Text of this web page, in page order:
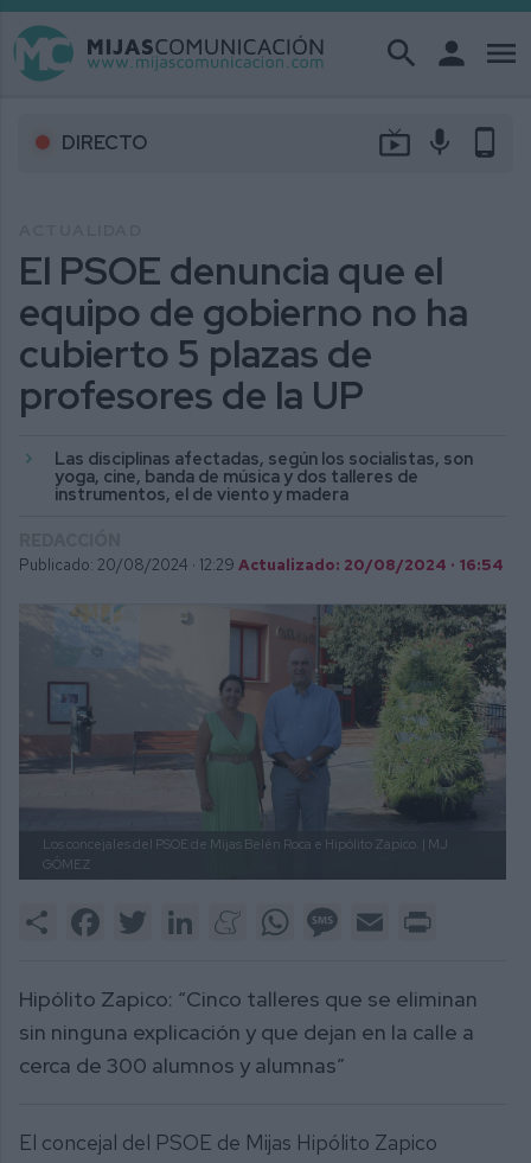
search person menu
DIRECTO live_tv mic phone_android
El PSOE denuncia que el
equipo de gobierno no ha
cubierto 5 plazas de
profesores de la UP
Las disciplinas afectadas, según los socialistas, son
yoga, cine, banda de música y dos talleres de
instrumentos, el de viento y madera
Publicado: 20/08/2024 · 12:29 Actualizado: 20/08/2024 · 16:54
Los concejales del PSOE de Mijas Belén Roca e Hipólito Zapico. | MJ
GÓMEZ
Share FacebookTwitter LinkedInMeneameWhatsAppMessage
Email
Hipólito Zapico: “Cinco talleres que se eliminan
sin ninguna explicación y que dejan en la calle a
cerca de 300 alumnos y alumnas”
El concejal del PSOE de Mijas Hipólito Zapico